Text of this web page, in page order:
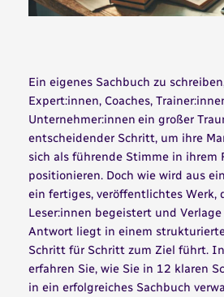
Ein eigenes Sachbuch zu
Expert:innen, Coaches,
Unternehmer:innen ein großer
entscheidender Schritt, um ihre
sich als führende Stimme in ihrem
positionieren. Doch wie wird aus
ein fertiges, veröffentlichtes Werk,
Leser:innen begeistert und
Antwort liegt in einem
Schritt für Schritt zum Ziel führt.
erfahren Sie, wie Sie in 12 klaren
in ein erfolgreiches Sachbuch